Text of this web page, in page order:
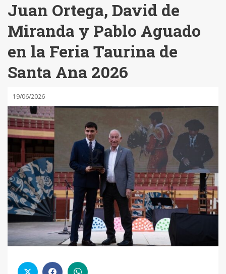
Juan Ortega, David de
Miranda y Pablo Aguado
en la Feria Taurina de
Santa Ana 2026
19/06/2026